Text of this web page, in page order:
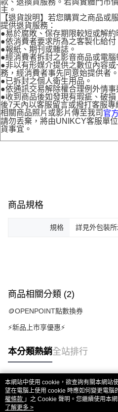
款、退換貨服務。若與實體門市
主。
【退貨說明】若您購買之商品或
提供退貨服務：
●易於腐敗、保存期限較短或解約
●依消費者要求所為之客製化給付
●報紙、期刊或雜誌。
●經消費者拆封之影音商品或電腦
●非以有形媒介提供之數位內容
務，經消費者事先同意始提供者。
●已拆封之個人衛生用品。
●依通訊交易解除權合理例外情
●收到商品後如發現有瑕疵、破
後7天內以客服留言或撥打客服
相關商品照片或影片傳至我司 官
請勿丟棄，將由UNIKCY客服單
貨事宜。
商品規格
規格 詳見外包裝
商品相關分類 (2)
🪙OPENPOINT點數換券
⚡新品上市享優惠⚡
本分類熱銷全站排行
熱門標籤
本網站中使用 cookie，欲查詢有關本網站
望在電腦上使用 cookie 時應如何變更電腦
權條款 」之 Cookie 聲明。您繼續使用本
用條款之 Cookie 聲明使用 cookie。
了解更多 >